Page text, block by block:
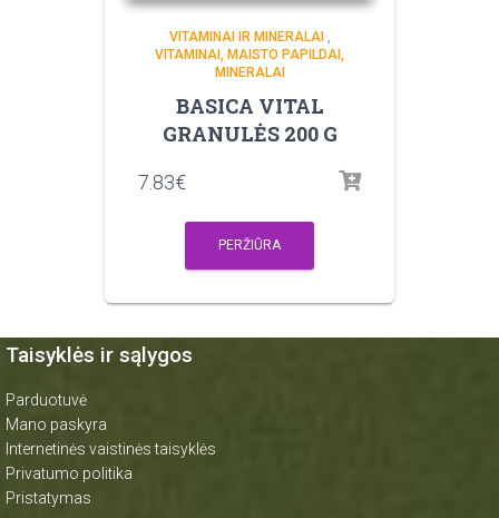
VITAMINAI IR MINERALAI,
VITAMINAI, MAISTO PAPILDAI,
MINERALAI
BASICA VITAL
GRANULĖS 200 G
7.83€
PERŽIŪRA
Taisyklės ir sąlygos
Parduotuvė
Mano paskyra
Internetinės vaistinės taisyklės
Privatumo politika
Pristatymas